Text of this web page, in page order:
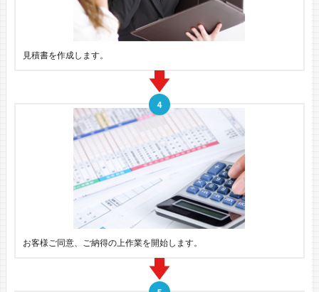
見積書を作成します。
お客様ご同意、ご納得の上作業を開始します。